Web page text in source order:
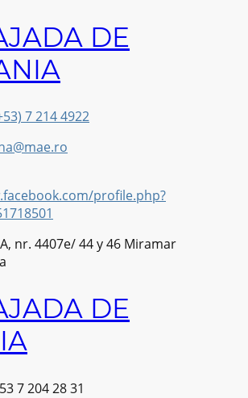
DE
7 214 4922
profile.php?
nr. 4407e/ 44 y 46 Miramar
DE
7 204 28 31